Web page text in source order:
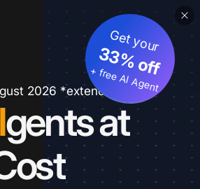
2026 *extended
gents at
Get your
33% off
+ free AI Agent